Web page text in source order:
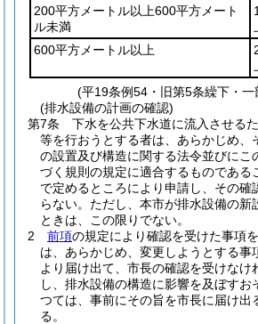
200平方メートル以上600平方メート
ル未満
600平方メートル以上
(平19条例54・旧第5条繰下・一
(排水設備の計画の確認)
第7条
下水を公共下水道に流入させる
等を行おうとする者は、あらかじめ、
の設置及び構造に関する法令並びにこ
づく規則の規定に適合するものである
で定めるところにより申請し、その確
らない。 ただし、本市が排水設備の新
ときは、この限りでない。
2
前項の規定により確認を受けた事項
は、あらかじめ、変更しようとする事
より届け出て、市長の確認を受けなけ
し、排水設備の構造に影響を及ぼすお
つては、事前にその旨を市長に届け出
る。